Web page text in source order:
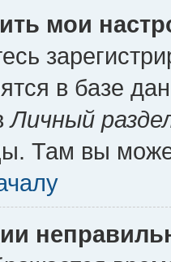
мои
в базе
Личный
Там вы